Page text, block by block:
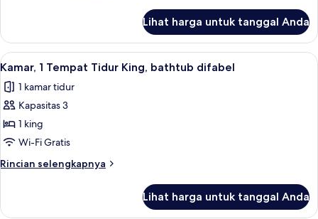
difabel
rungu
(High
Floor)
Kamar,
Tempat
King,
difabel
(High
Floor)
Lihat harga untuk tanggal Anda
Lihat
semua
foto
untuk
Kamar,
1
Tempat
Tidur
bathtub
Brankas, meja kerja, ruang kerja
8
Kamar, 1 Tempat Tidur King, bathtub difabel
1 kamar tidur
Kapasitas 3
1 king
Wi-Fi Gratis
Rincian selengkapnya
Rincian
Kamar,
Lihat harga untuk tanggal Anda